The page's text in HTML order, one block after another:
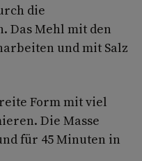
die
Das Mehl mit den
und mit Salz
Form mit viel
Die Masse
für 45 Minuten in